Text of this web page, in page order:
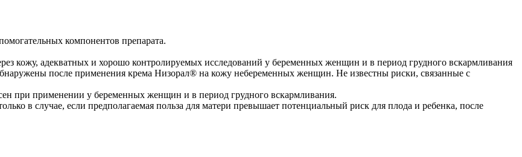
компонентов препарата.
кожу, адекватных и хорошо контролируемых исследований у беременных женщин и в период грудного вскармливания
после применения крема Низорал® на кожу небеременных женщин. Не известны риски, связанные с
при применении у беременных женщин и в период грудного вскармливания.
в случае, если предполагаемая польза для матери превышает потенциальный риск для плода и ребенка, после